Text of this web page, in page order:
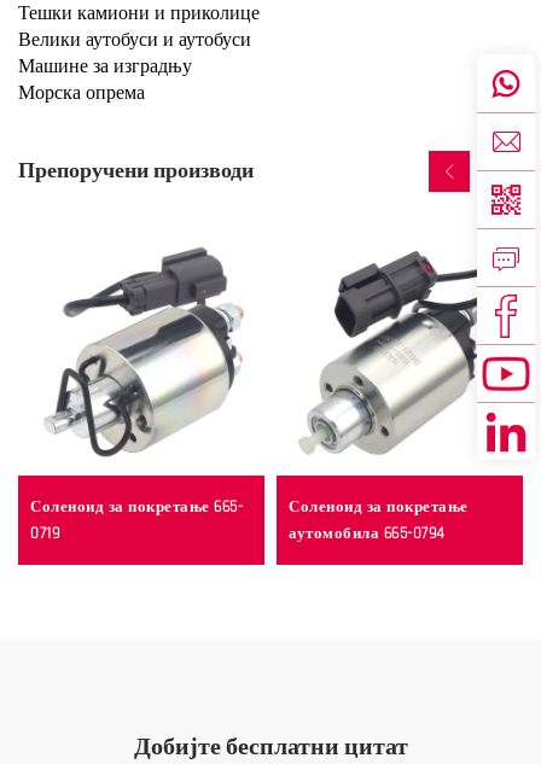
Тешки камиони и приколице
Велики аутобуси и аутобуси
Машине за изградњу
Морска опрема
Препоручени производи
Соленоид за покретање 665-
0719
Соленоид за покретање
аутомобила 665-0794
Добијте бесплатни цитат